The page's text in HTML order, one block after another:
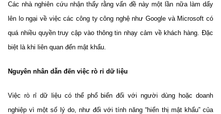
Các nhà nghiên cứu nhận thấy rằng vấn đề này một lần nữa làm dấy
lên lo ngại về việc các công ty công nghệ như Google và Microsoft có
quá nhiều quyền truy cập vào thông tin nhạy cảm về khách hàng. Đặc
biệt là khi liên quan đến mật khẩu.
Nguyên nhân dẫn đến việc rò rỉ dữ liệu
Việc rò rỉ dữ liệucó thể phổ biến đối với người dùng hoặc doanh
nghiệp vì một số lý do, như đối với tính năng “hiển thị mật khẩu” của